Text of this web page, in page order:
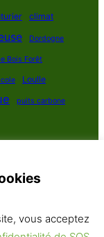
climat
Dordogne
Bois Forêt
Loulle
puits carbone
· Plan du site
vous acceptez